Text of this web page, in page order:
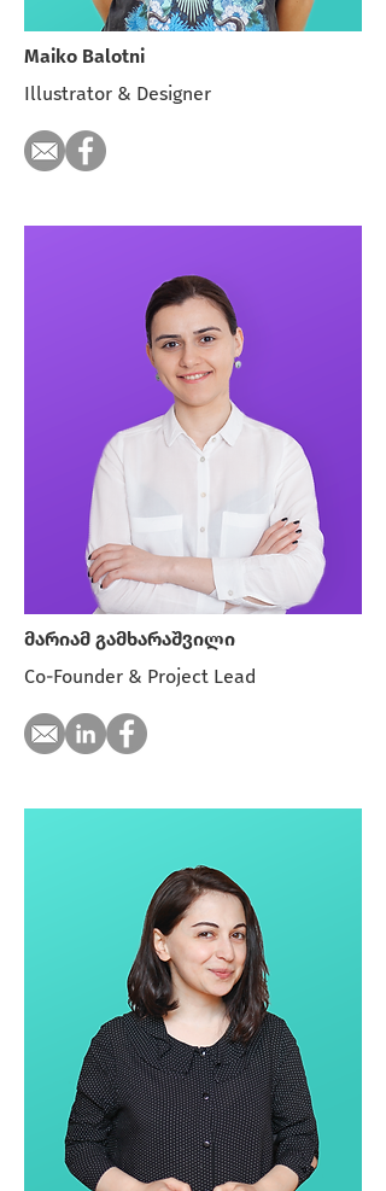
Maiko Balotni
Illustrator & Designer
მარიამ გამხარაშვილი
Co-Founder & Project Lead